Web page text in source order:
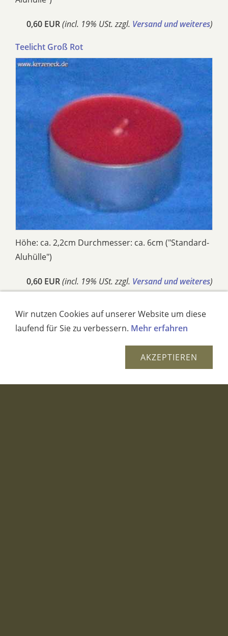
0,60 EUR(incl. 19% USt. zzgl. Versand und weiteres)
Teelicht Groß Rot
Höhe: ca. 2,2cm Durchmesser: ca. 6cm ("Standard-
Aluhülle")
0,60 EUR(incl. 19% USt. zzgl. Versand und weiteres)
Wir nutzen Cookies auf unserer Website um diese
laufend für Sie zu verbessern. Mehr erfahren
AKZEPTIEREN